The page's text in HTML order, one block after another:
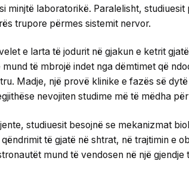
minjtë laboratorikë. Paralelisht, studiuesit
trupore përmes sistemit nervor.
e larta të jodurit në gjakun e ketrit
të mbrojë indet nga dëmtimet që
Madje, një provë klinike e fazës së
nevojiten studime më të mëdha
studiuesit besojnë se mekanizmat
të gjatë në shtrat, në trajtimin e
mund të vendosen në një gjendje